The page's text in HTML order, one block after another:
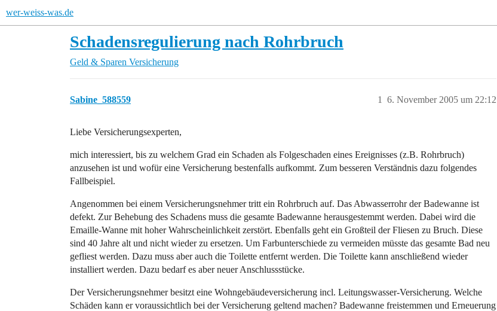
wer-weiss-was.de
Schadensregulierung nach Rohrbruch
Geld & Sparen Versicherung
Sabine_588559 6. November 2005 um 22:12
1
Liebe Versicherungsexperten,
mich interessiert, bis zu welchem Grad ein Schaden als Folgeschaden eines Ereignisses (z.B. Rohrbruch)
anzusehen ist und wofür eine Versicherung bestenfalls aufkommt. Zum besseren Verständnis dazu folgendes
Fallbeispiel.
Angenommen bei einem Versicherungsnehmer tritt ein Rohrbruch auf. Das Abwasserrohr der Badewanne ist
defekt. Zur Behebung des Schadens muss die gesamte Badewanne herausgestemmt werden. Dabei wird die
Emaille-Wanne mit hoher Wahrscheinlichkeit zerstört. Ebenfalls geht ein Großteil der Fliesen zu Bruch. Diese
sind 40 Jahre alt und nicht wieder zu ersetzen. Um Farbunterschiede zu vermeiden müsste das gesamte Bad neu
gefliest werden. Dazu muss aber auch die Toilette entfernt werden. Die Toilette kann anschließend wieder
installiert werden. Dazu bedarf es aber neuer Anschlussstücke.
Der Versicherungsnehmer besitzt eine Wohngebäudeversicherung incl. Leitungswasser-Versicherung. Welche
Schäden kann er voraussichtlich bei der Versicherung geltend machen? Badewanne freistemmen und Erneuerung